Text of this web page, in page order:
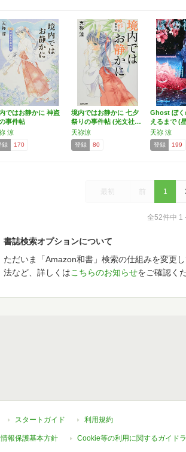
ではお静かに 神盗
事件帖
涼
録 170
境内ではお静かに 七夕
祭りの事件帖 (光文社…
天祢涼
登録 80
Ghost ぼく
えるまで (
天祢 涼
登録 199
最初 前 1
全52件中 1
書誌検索オプションについて
ただいま「Amazon和書」検索の仕組みを変更
法など、詳しくはこちらのお知らせをご確認く
スタートガイド 利用規約
報保護基本方針 Cookie等の利用に関するガイド